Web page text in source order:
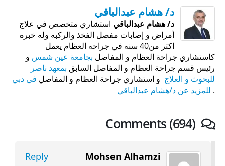
د/ هشام عبدالباقي
د/ هشام عبدالباقي استشاري متخصص في علاج
أمراض و إصابات مفصل الفخذ والركبه وله خبره
اكتر من40 سنه في جراحه العظام يعمل
كاستشاري جراحة العظام و المفاصل بجامعة عين شمس و
رئيس قسم جراحة العظام و المفاصل السابق بمعهد ناصر
للبحوث و العلاج و استشاري جراحة العظام و المفاصل فى دبي
. للمزيد عن د/هشام عبدالباقي
Comments (694)
Mohsen Alhamzi
Reply